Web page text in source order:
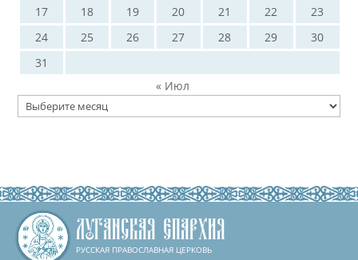
17
18 19 20 21 22
23
24
25 26 27 28 29
30
31
« Июл
Архивы
ЛУГАНСКАЯ ЕПАРХИЯ
РУССКАЯ ПРАВОСЛАВНАЯ ЦЕРКОВЬ